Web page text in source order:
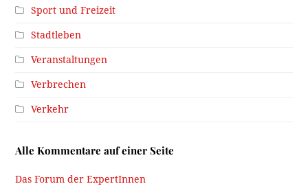
Sport und Freizeit
Stadtleben
Veranstaltungen
Verbrechen
Verkehr
Alle Kommentare auf einer Seite
Das Forum der ExpertInnen